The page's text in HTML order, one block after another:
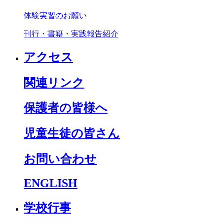
体験実習のお願い
刊行・書籍・実践報告紹介
アクセス
関連リンク
保護者の皆様へ
児童生徒の皆さん
お問い合わせ
ENGLISH
学校行事